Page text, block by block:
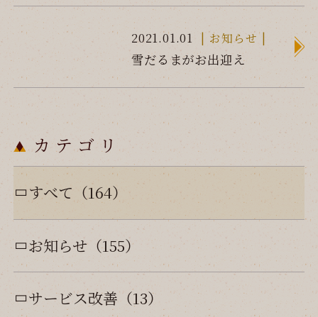
2021.01.01 お知らせ
雪だるまがお出迎え
カテゴリ
すべて（164）
お知らせ（155）
サービス改善（13）